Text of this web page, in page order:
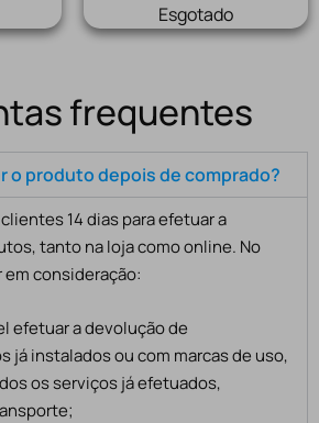
Esgotado
frequentes
o produto depois de comprado?
14 dias para efetuar a
tanto na loja como online. No
consideração:
efetuar a devolução de
já instalados ou com marcas de uso,
os serviços já efetuados,